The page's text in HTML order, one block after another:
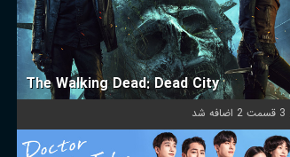
The Walking Dead: Dead City